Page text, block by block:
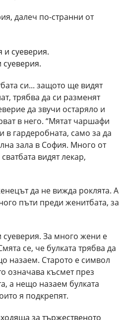
далеч по-странни от
суеверия.
си... защото ще видят
трябва да си разменят
да звучи остаряло и
в него. “Мятат чаршафи
в гардеробната, само за да
зала в София. Много от
видят лекар,
да не вижда роклята. А
пъти преди женитбата, за
суеверия. За много жени е
се, че булката трябва да
назаем. Старото е символ
означава късмет през
а нещо назаем булката
я подкрепят.